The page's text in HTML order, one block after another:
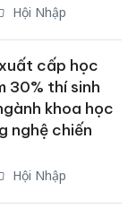
Hội Nhập
cấp học
30% thí sinh
khoa học
nghệ chiến
Hội Nhập